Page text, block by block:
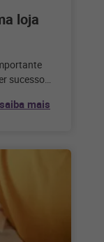
loja
sucesso
mais